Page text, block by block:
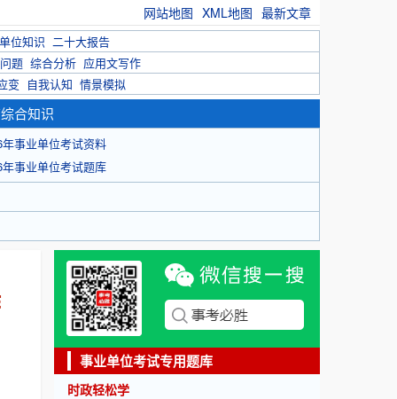
网站地图 XML地图 最新文章
位知识 二十大报告
题 综合分析 应用文写作
变 自我认知 情景模拟
合知识
年事业单位考试资料
年事业单位考试题库
事业单位考试专用题库
时政轻松学